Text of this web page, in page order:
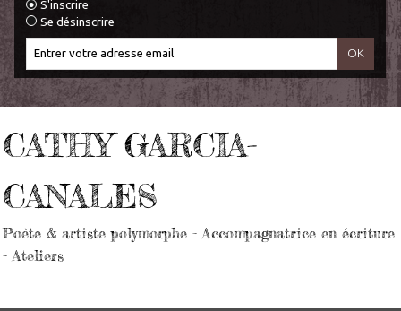
S'inscrire
Se désinscrire
CATHY GARCIA-
CANALES
Poète & artiste polymorphe - Accompagnatrice en écriture
- Ateliers